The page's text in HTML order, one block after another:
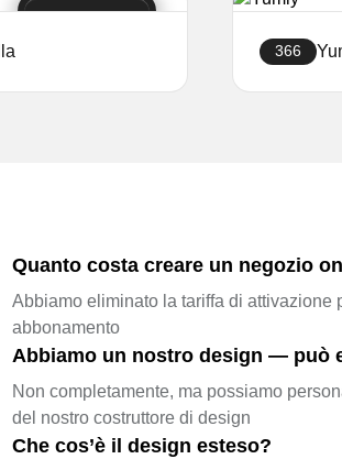
366
Quanto costa creare un negozio
Abbiamo eliminato la tariffa di attivazione
abbonamento
Abbiamo un nostro design — può
Non completamente, ma possiamo
del nostro costruttore di design
Che cos’è il design esteso?